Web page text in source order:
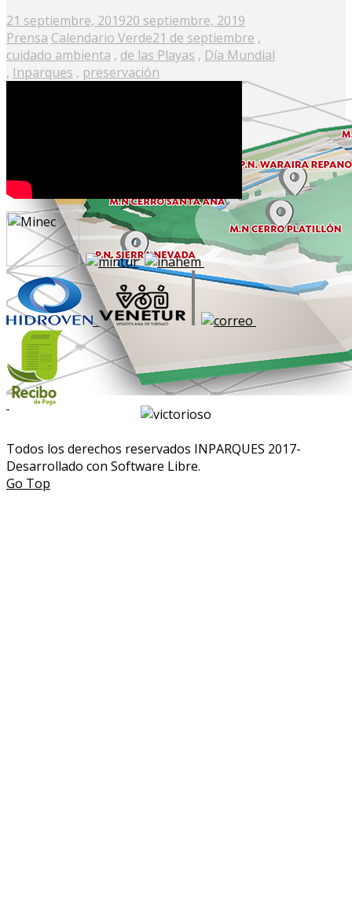
Posted
on
21 septiembre, 201920 septiembre, 2019
Prensa Calendario Verde21 de septiembre ,
cuidado ambienta , de las Playas , Día Mundial
, Inparques , preservación
Todos los derechos reservados INPARQUES 2017-
Desarrollado con Software Libre.
Go Top